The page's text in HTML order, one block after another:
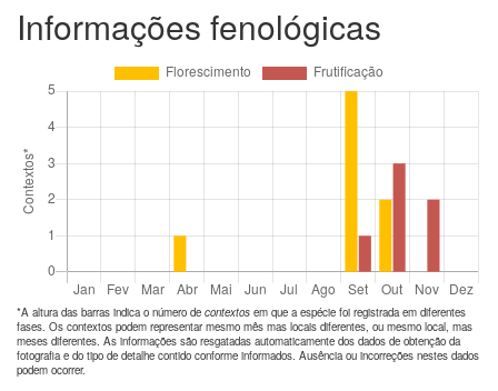
Informações fenológicas
*A altura das barras indica o número de contextos em que a espécie foi registrada em diferentes
fases. Os contextos podem representar mesmo mês mas locais diferentes, ou mesmo local, mas
meses diferentes. As informações são resgatadas automaticamente dos dados de obtenção da
fotografia e do tipo de detalhe contido conforme informados. Ausência ou incorreções nestes dados
podem ocorrer.